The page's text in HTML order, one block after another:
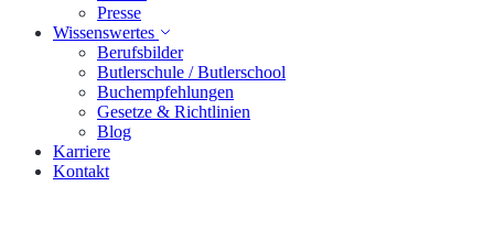
Presse
Wissenswertes
Berufsbilder
Butlerschule / Butlerschool
Buchempfehlungen
Gesetze & Richtlinien
Blog
Karriere
Kontakt